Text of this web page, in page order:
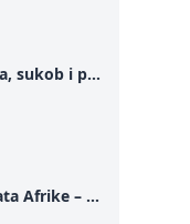
Globalna geopolitika u tranziciji: Klima, sukob i potraga za mirom
Maroko 2030: Izgradnja atlantskih vrata Afrike – od Tangera u Mediteranu do novog geopolitičkog koridora